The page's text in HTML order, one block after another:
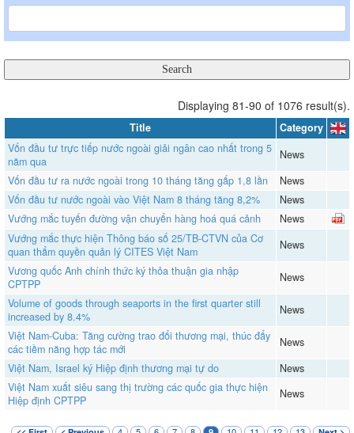
Displaying 81-90 of 1076 result(s).
Title
Category
Vốn đầu tư trực tiếp nước ngoài giải ngân cao nhất trong 5
năm qua
News
Vốn đầu tư ra nước ngoài trong 10 tháng tăng gấp 1,8 lần
News
Vốn đầu tư nước ngoài vào Việt Nam 8 tháng tăng 8,2%
News
Vướng mắc tuyến đường vận chuyển hàng hoá quá cảnh
News
Vướng mắc thực hiện Thông báo số 25/TB-CTVN của Cơ
quan thẩm quyền quản lý CITES Việt Nam
News
Vương quốc Anh chính thức ký thỏa thuận gia nhập
CPTPP
News
Volume of goods through seaports in the first quarter still
increased by 8.4%
News
Việt Nam-Cuba: Tăng cường trao đổi thương mại, thúc đẩy
các tiềm năng hợp tác mới
News
Việt Nam, Israel ký Hiệp định thương mại tự do
News
Việt Nam xuất siêu sang thị trường các quốc gia thực hiện
Hiệp định CPTPP
News